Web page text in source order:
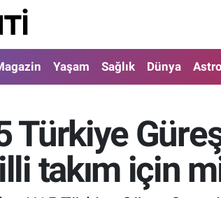
Yaşam Sağlık Dünya
Türkiye
takım için